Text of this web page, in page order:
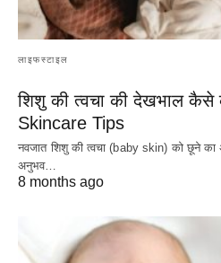
लाइफस्टाइल
शिशु की त्वचा की देखभाल
Skincare Tips
नवजात शिशु की त्वचा (baby skin) को छूने
अनुभव…
8 months ago